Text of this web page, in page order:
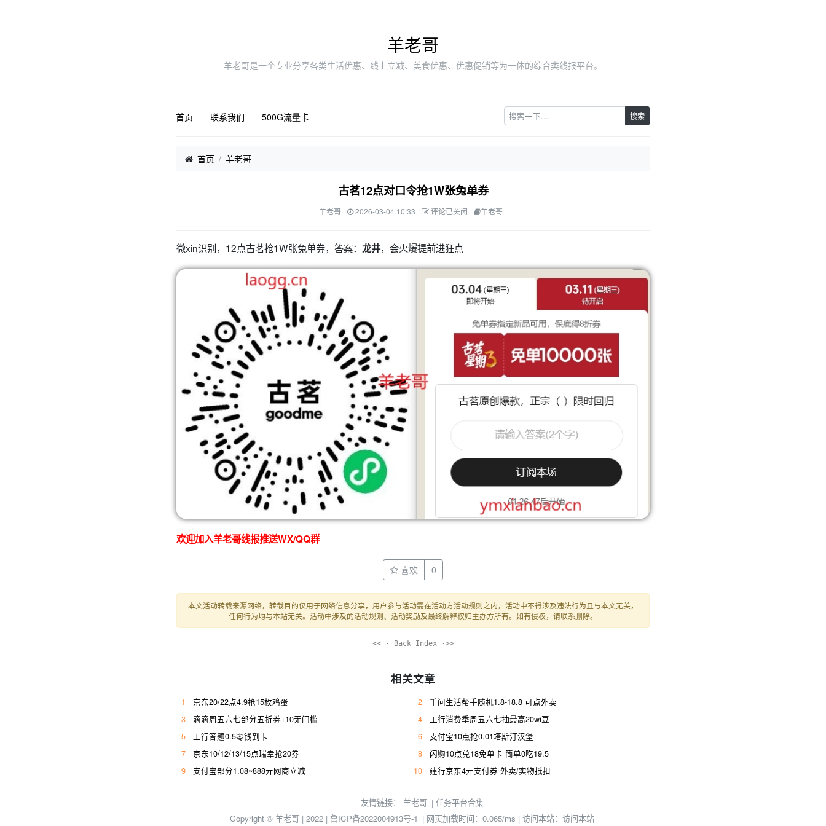
羊老哥
羊老哥是一个专业分享各类生活优惠、线上立减、美食优惠、优惠促销等为一体的综合类线报平台。
首页 联系我们 500G流量卡 搜索
首页 羊老哥
古茗12点对口令抢1W张兔单券
羊老哥 2026-03-04 10:33 评论已关闭 羊老哥
微xin识别，12点古茗抢1W张兔单券，答案： 龙井，会火爆提前进狂点
欢迎加入羊老哥线报推送WX/QQ群
喜欢 0
本文活动转载来源网络，转载目的仅用于网络信息分享，用户参与活动需在活动方活动规则之内，活动中不得涉及违法行为且与本文无关，
任何行为均与本站无关。活动中涉及的活动规则、活动奖励及最终解释权归主办方所有。如有侵权，请联系删除。
<< · Back Index ·>>
相关文章
1 京东20/22点4.9抢15枚鸡蛋 2
千问生活帮手随机1.8-18.8 可点外卖
3
滴滴周五六七部分五折券+10无门槛 4
工行消费季周五六七抽最高20wi豆
5
工行答题0.5零钱到卡 6
支付宝10点抢0.01塔斯汀汉堡
7
京东10/12/13/15点瑞幸抢20券 8
闪购10点兑18免单卡 简单0吃19.5
9
支付宝部分1.08~888亓网商立减 10 建行京东4亓支付券 外卖/实物抵扣
友情链接： 羊老哥 | 任务平台合集
Copyright © 羊老哥 | 2022 | 鲁ICP备2022004913号-1 | 网页加载时间：0.065/ms | 访问本站： 访问本站